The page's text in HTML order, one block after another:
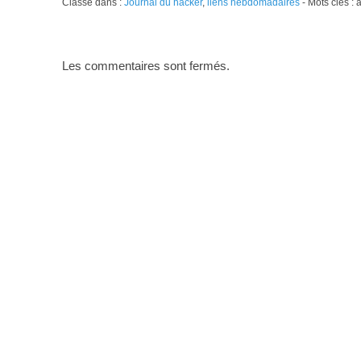
Classé dans : Journal du hacker, liens hebdomadaires- Mots clés :
Les commentaires sont fermés.